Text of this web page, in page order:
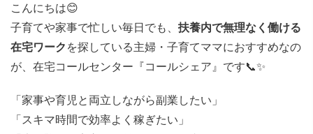
こんにちは😊
子育てや家事で忙しい毎日でも、 扶養内で無理なく働ける
在宅ワーク を探している主婦・子育てママにおすすめなの
が、在宅コールセンター『コールシェア』です📞✨
「家事や育児と両立しながら副業したい」
「スキマ時間で効率よく稼ぎたい」